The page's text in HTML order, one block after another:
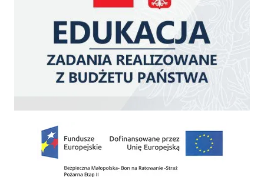
Zakup fabrycznie nowego, średniego samochodu ratowniczo-gaśniczego z